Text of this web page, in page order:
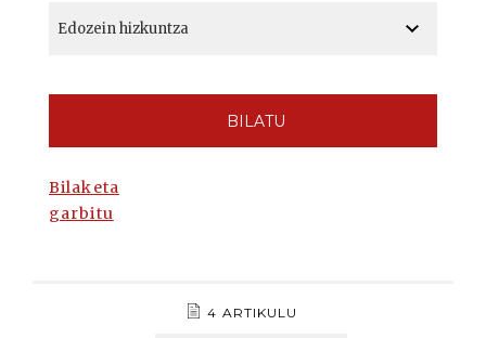
BILATU
Bilaketa
garbitu
4 ARTIKULU